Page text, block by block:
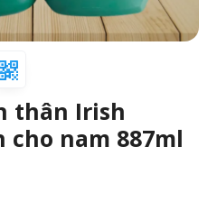
thân Irish
cho nam 887ml